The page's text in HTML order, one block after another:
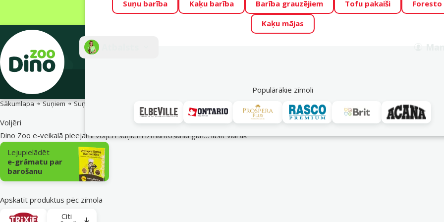
Visu mēnesi Dino Zoo piedāvā lieliskas cenas mīluļu TOP barībām! 🍖 →
Fotokonkurss “GADA ŪSAIŅI”! Varbūt tieši Tavs mīlulis būs 2027. gada
Suņu barība Kaķu barība Barība grauzējiem Tofu pakaiši
Foresto
Kaķu mājas
Populārākie zīmoli
Akciju piedāvājumi
Sākumlapa Suņiem Suņu žogi un vārti
Voljēri
Dino Zoo e-veikalā pieejami voljēri suņiem izmantošanai gan…lasīt vairāk
Apakškategorija
Lejupielādēt
e-grāmatu par
barošanu
Apskatīt produktus pēc zīmola
Citi